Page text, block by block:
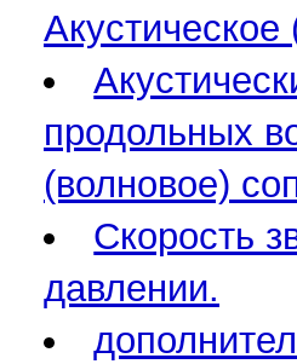
продольных
(волновое)
Скорость
давлении.